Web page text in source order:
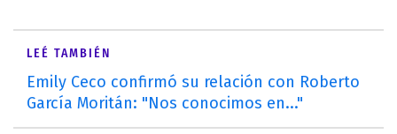
LEÉ TAMBIÉN
Emily Ceco confirmó su relación con Roberto
García Moritán: "Nos conocimos en..."